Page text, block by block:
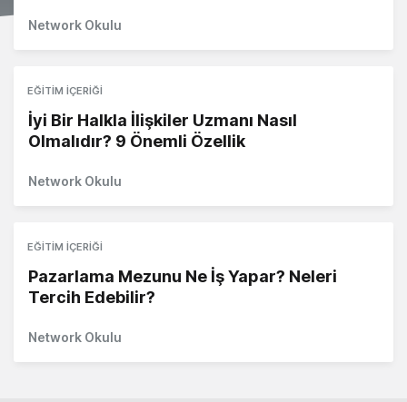
Network Okulu
EĞITIM İÇERIĞI
İyi Bir Halkla İlişkiler Uzmanı Nasıl
Olmalıdır? 9 Önemli Özellik
Network Okulu
EĞITIM İÇERIĞI
Pazarlama Mezunu Ne İş Yapar? Neleri
Tercih Edebilir?
Network Okulu